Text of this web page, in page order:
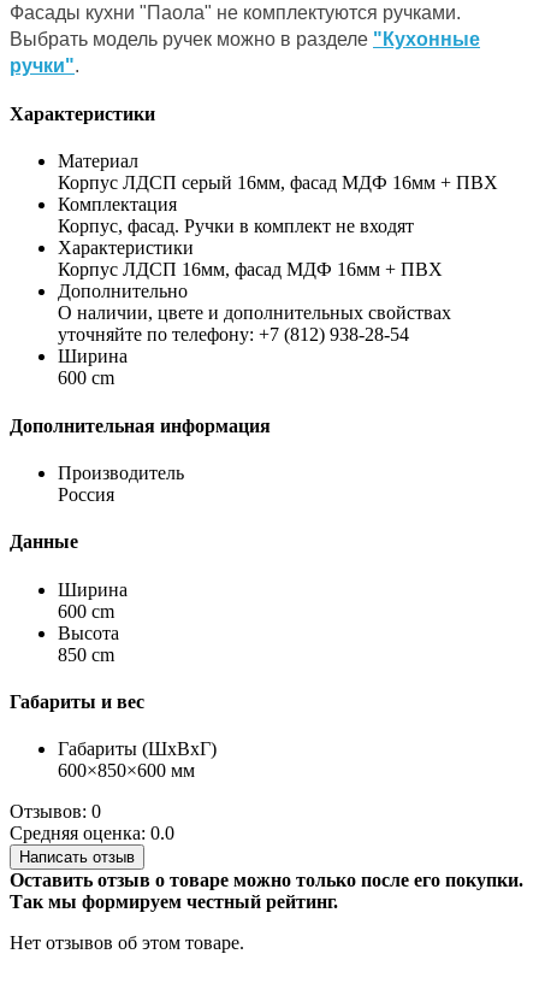
Фасады кухни "Паола" не комплектуются ручками.
Выбрать модель ручек можно в разделе "Кухонные
ручки".
Характеристики
Материал
Корпус ЛДСП серый 16мм, фасад МДФ 16мм + ПВХ
Комплектация
Корпус, фасад. Ручки в комплект не входят
Характеристики
Корпус ЛДСП 16мм, фасад МДФ 16мм + ПВХ
Дополнительно
О наличии, цвете и дополнительных свойствах
уточняйте по телефону: +7 (812) 938-28-54
Ширина
600 cm
Дополнительная информация
Производитель
Россия
Данные
Ширина
600 cm
Высота
850 cm
Габариты и вес
Габариты (ШхВхГ)
600×850×600 мм
Отзывов: 0
Средняя оценка: 0.0
Написать отзыв
Оставить отзыв о товаре можно только после его покупки.
Так мы формируем честный рейтинг.
Нет отзывов об этом товаре.